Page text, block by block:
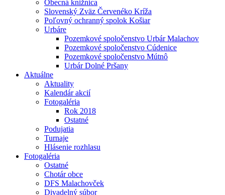
Obecná knižnica
Slovenský Zväz Červenéko Kríža
Poľovný ochranný spolok Košiar
Urbáre
Pozemkové spoločenstvo Urbár Malachov
Pozemkové spoločenstvo Cúdenice
Pozemkové spoločenstvo Mútnô
Urbár Dolné Pršany
Aktuálne
Aktuality
Kalendár akcií
Fotogaléria
Rok 2018
Ostatné
Podujatia
Turnaje
Hlásenie rozhlasu
Fotogaléria
Ostatné
Chotár obce
DFS Malachovček
Divadelný súbor